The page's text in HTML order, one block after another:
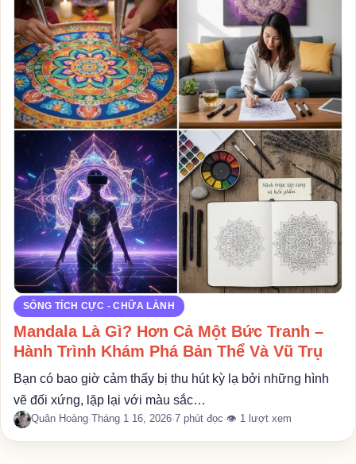
SỐNG TÍCH CỰC - CHỮA LÀNH
Mandala Là Gì? Hơn Cả Một Bức Tranh –
Hành Trình Khám Phá Bản Thể Và Vũ Trụ
Bạn có bao giờ cảm thấy bị thu hút kỳ lạ bởi những hình
vẽ đối xứng, lặp lại với màu sắc…
Quân Hoàng· Tháng 1 16, 2026· 7 phút đọc·👁 1 lượt xem